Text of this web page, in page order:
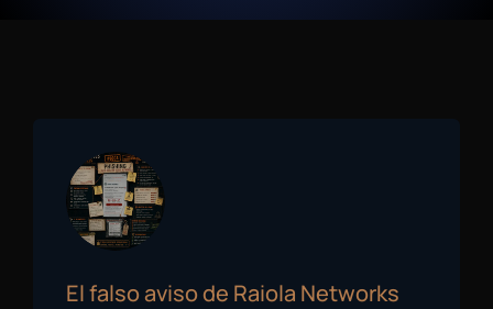
El falso aviso de Raiola Networks